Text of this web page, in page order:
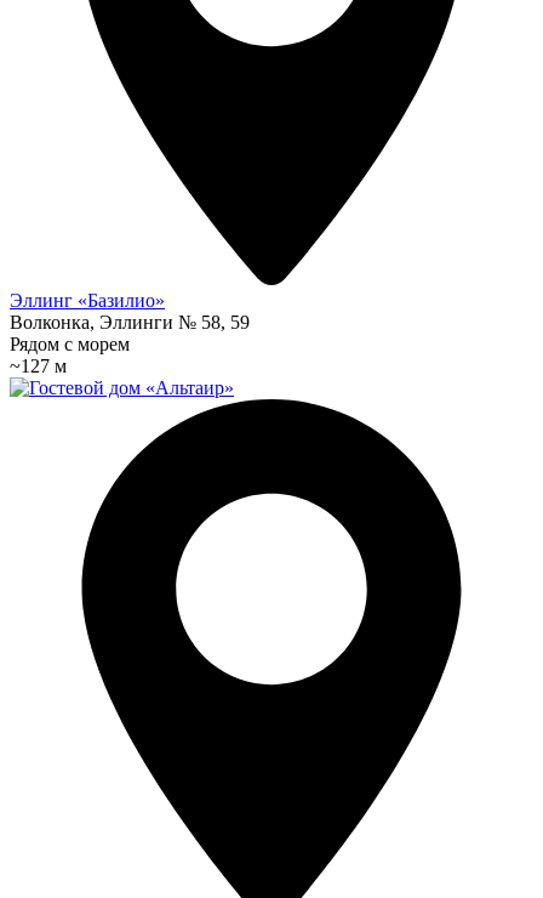
Эллинг «Базилио»
Волконка, Эллинги № 58, 59
Рядом с морем
~127 м